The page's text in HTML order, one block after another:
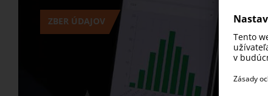
ZBER ÚDAJOV